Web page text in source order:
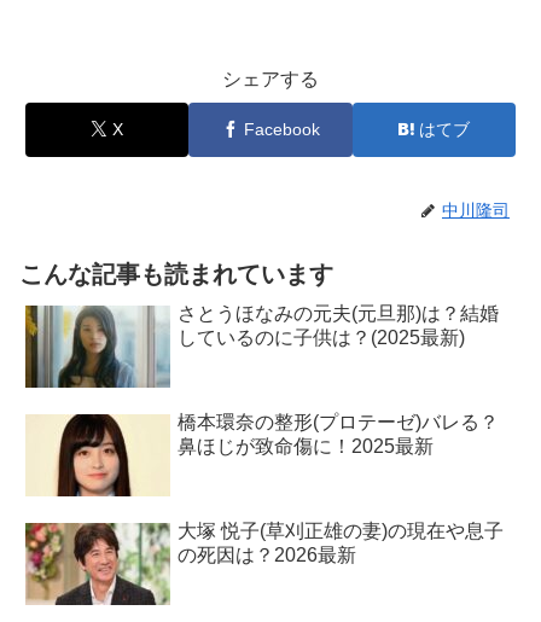
シェアする
X Facebook はてブ
中川隆司
こんな記事も読まれています
さとうほなみの元夫(元旦那)は？結婚
しているのに子供は？(2025最新)
橋本環奈の整形(プロテーゼ)バレる？
鼻ほじが致命傷に！2025最新
大塚 悦子(草刈正雄の妻)の現在や息子
の死因は？2026最新